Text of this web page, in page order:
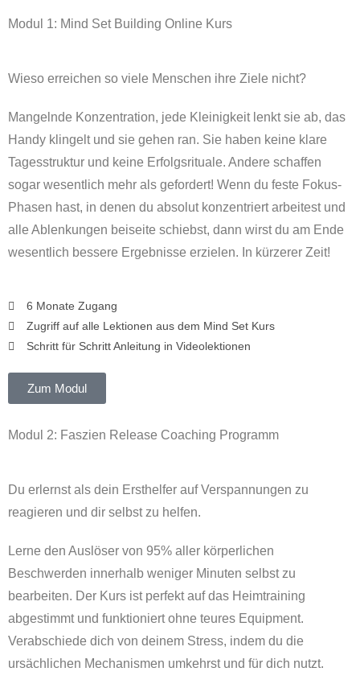
Modul 1: Mind Set Building Online Kurs
Wieso erreichen so viele Menschen ihre Ziele nicht?
Mangelnde Konzentration, jede Kleinigkeit lenkt sie ab, das
Handy klingelt und sie gehen ran. Sie haben keine klare
Tagesstruktur und keine Erfolgsrituale. Andere schaffen
sogar wesentlich mehr als gefordert! Wenn du feste Fokus-
Phasen hast, in denen du absolut konzentriert arbeitest und
alle Ablenkungen beiseite schiebst, dann wirst du am Ende
wesentlich bessere Ergebnisse erzielen. In kürzerer Zeit!
6 Monate Zugang
Zugriff auf alle Lektionen aus dem Mind Set Kurs
Schritt für Schritt Anleitung in Videolektionen
Zum Modul
Modul 2: Faszien Release Coaching Programm
Du erlernst als dein Ersthelfer auf Verspannungen zu
reagieren und dir selbst zu helfen.
Lerne den Auslöser von 95% aller körperlichen
Beschwerden innerhalb weniger Minuten selbst zu
bearbeiten. ​Der Kurs ist perfekt auf das Heimtraining
abgestimmt und funktioniert ohne teures Equipment. ​
Verabschiede dich von deinem Stress, indem du die
ursächlichen Mechanismen umkehrst und für dich nutzt.